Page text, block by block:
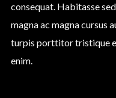
consequat. Habitasse
magna ac magna cursus
turpis porttitor tristique
enim.